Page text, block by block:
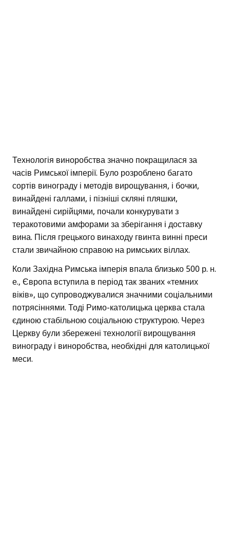
Технологія виноробства значно покращилася за
часів Римської імперії. Було розроблено багато
сортів винограду і методів вирощування, і бочки,
винайдені галлами, і пізніші скляні пляшки,
винайдені сирійцями, почали конкурувати з
теракотовими амфорами за зберігання і доставку
вина. Після грецького винаходу гвинта винні преси
стали звичайною справою на римських віллах.
Коли Західна Римська імперія впала близько 500 р. н.
е., Європа вступила в період так званих «темних
віків», що супроводжувалися значними соціальними
потрясіннями. Тоді Римо-католицька церква стала
єдиною стабільною соціальною структурою. Через
Церкву були збережені технології вирощування
винограду і виноробства, необхідні для католицької
меси.